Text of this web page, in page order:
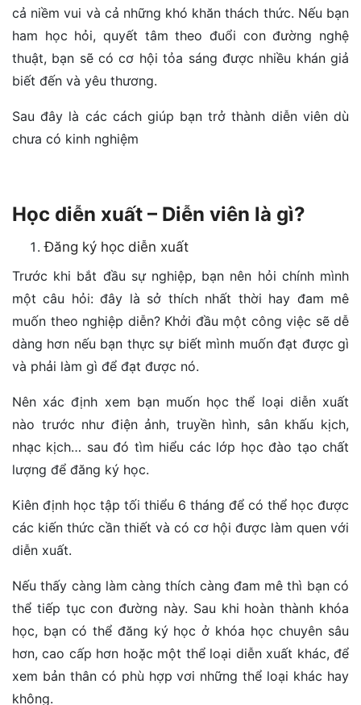
cả niềm vui và cả những khó khăn thách thức. Nếu bạn
ham học hỏi, quyết tâm theo đuổi con đường nghệ
thuật, bạn sẽ có cơ hội tỏa sáng được nhiều khán giả
biết đến và yêu thương.
Sau đây là các cách giúp bạn trở thành diễn viên dù
chưa có kinh nghiệm
Học diễn xuất – Diễn viên là gì?
Đăng ký học diễn xuất
Trước khi bắt đầu sự nghiệp, bạn nên hỏi chính mình
một câu hỏi: đây là sở thích nhất thời hay đam mê
muốn theo nghiệp diễn? Khởi đầu một công việc sẽ dễ
dàng hơn nếu bạn thực sự biết mình muốn đạt được gì
và phải làm gì để đạt được nó.
Nên xác định xem bạn muốn học thể loại diễn xuất
nào trước như điện ảnh, truyền hình, sân khấu kịch,
nhạc kịch… sau đó tìm hiểu các lớp học đào tạo chất
lượng để đăng ký học.
Kiên định học tập tối thiểu 6 tháng để có thể học được
các kiến thức cần thiết và có cơ hội được làm quen với
diễn xuất.
Nếu thấy càng làm càng thích càng đam mê thì bạn có
thể tiếp tục con đường này. Sau khi hoàn thành khóa
học, bạn có thể đăng ký học ở khóa học chuyên sâu
hơn, cao cấp hơn hoặc một thể loại diễn xuất khác, để
xem bản thân có phù hợp vơi những thể loại khác hay
không.